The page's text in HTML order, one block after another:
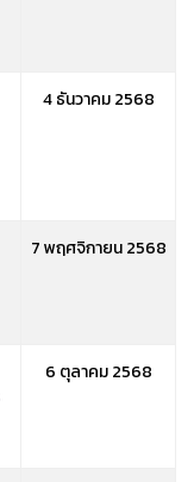
4 ธันวาคม 2568
7 พฤศจิกายน 2568
6 ตุลาคม 2568